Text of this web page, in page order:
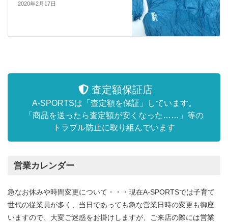
2020年2月17日
査定額保証店
A-SPORTSは「査定額を保証」しています。
「商品を送ったら査定額が安くなった……」等の
トラブル防止に取り組んでいます
営業カレンダー
急なお休みや時間変更について・・・現在A-SPORTSでは子育て
世代の従業員が多く、当日であっても急な営業日時の変更も御座
いますので、大変ご迷惑をお掛けしますが、ご来店の際には営業